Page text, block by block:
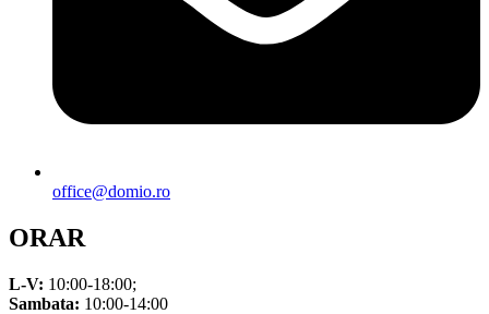
office@domio.ro
ORAR
L-V: 10:00-18:00;
Sambata: 10:00-14:00